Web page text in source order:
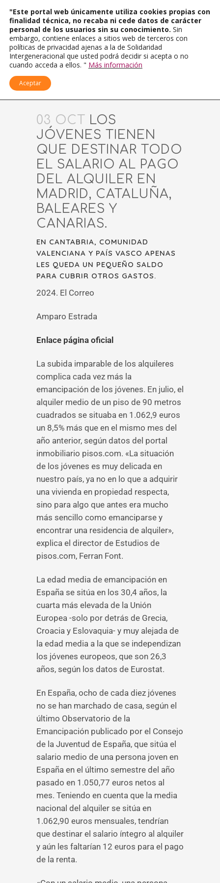
03 OCT
LOS
JÓVENES TIENEN
QUE DESTINAR TODO
EL SALARIO AL PAGO
DEL ALQUILER EN
MADRID, CATALUÑA,
BALEARES Y
CANARIAS.
EN CANTABRIA, COMUNIDAD
VALENCIANA Y PAÍS VASCO APENAS
LES QUEDA UN PEQUEÑO SALDO
PARA CUBRIR OTROS GASTOS.
2024. El Correo
Amparo Estrada
Enlace página oficial
La subida imparable de los alquileres
complica cada vez más la
emancipación de los jóvenes. En julio, el
alquiler medio de un piso de 90 metros
cuadrados se situaba en 1.062,9 euros
un 8,5% más que en el mismo mes del
año anterior, según datos del portal
inmobiliario pisos.com. «La situación
de los jóvenes es muy delicada en
nuestro país, ya no en lo que a adquirir
una vivienda en propiedad respecta,
sino para algo que antes era mucho
más sencillo como emanciparse y
encontrar una residencia de alquiler»,
explica el director de Estudios de
pisos.com, Ferran Font.
La edad media de emancipación en
España se sitúa en los 30,4 años, la
cuarta más elevada de la Unión
Europea -solo por detrás de Grecia,
Croacia y Eslovaquia- y muy alejada de
la edad media a la que se independizan
los jóvenes europeos, que son 26,3
años, según los datos de Eurostat.
En España, ocho de cada diez jóvenes
no se han marchado de casa, según el
último Observatorio de la
Emancipación publicado por el Consejo
de la Juventud de España, que sitúa el
salario medio de una persona joven en
España en el último semestre del año
pasado en 1.050,77 euros netos al
mes. Teniendo en cuenta que la media
nacional del alquiler se sitúa en
1.062,90 euros mensuales, tendrían
que destinar el salario íntegro al alquiler
y aún les faltarían 12 euros para el pago
de la renta.
"Este portal web únicamente utiliza cookies propias con
finalidad técnica, no recaba ni cede datos de carácter
personal de los usuarios sin su conocimiento. Sin
embargo, contiene enlaces a sitios web de terceros con
políticas de privacidad ajenas a la de Solidaridad
Intergeneracional que usted podrá decidir si acepta o no
cuando acceda a ellos. " Más información
Aceptar